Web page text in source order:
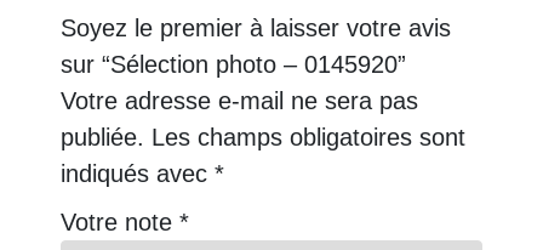
Soyez le premier à laisser votre avis
sur “Sélection photo – 0145920”
Votre adresse e-mail ne sera pas
publiée. Les champs obligatoires sont
indiqués avec *
Votre note *